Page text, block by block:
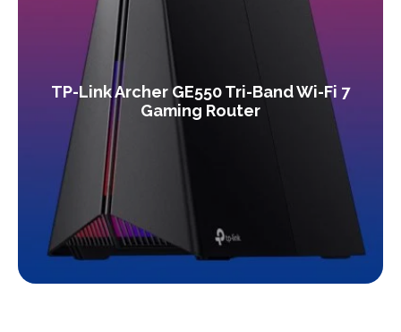
TP-Link Archer GE550 Tri-Band Wi-Fi 7
Gaming Router